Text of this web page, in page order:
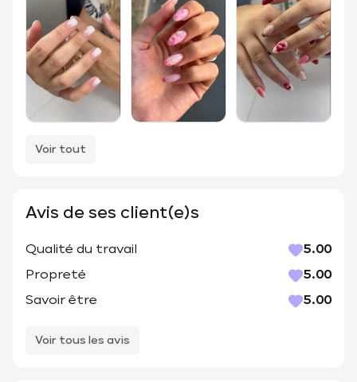
Voir tout
Avis de ses client(e)s
Qualité du travail
5.00
Propreté
5.00
Savoir être
5.00
Voir tous les avis